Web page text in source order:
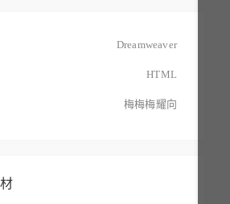
Dreamweaver
HTML
梅梅梅耀向